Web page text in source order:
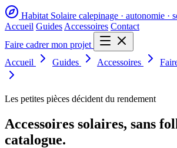
Habitat Solaire calepinage · autonomie ·
Accueil Guides Accessoires Contact
Faire cadrer mon projet
Accueil
Guides Accessoires
Les petites pièces décident du rendement
Accessoires solaires, sans
catalogue.